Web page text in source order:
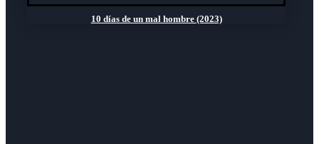
10 días de un mal hombre (2023)